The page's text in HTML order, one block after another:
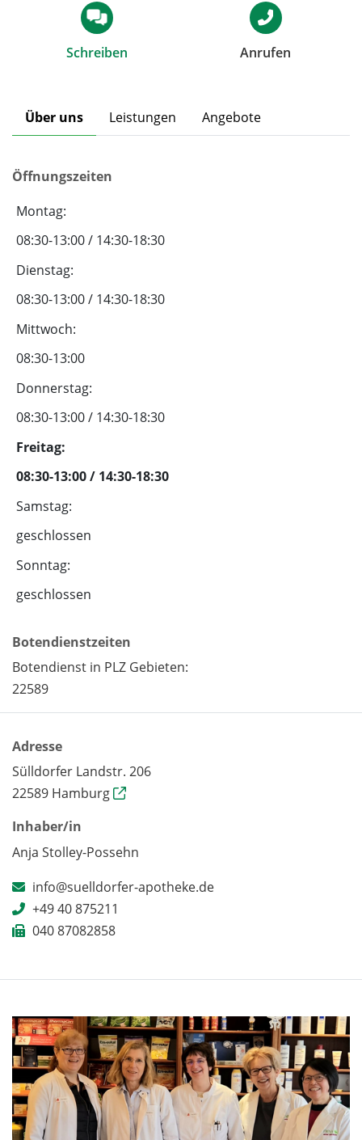
Schreiben Anrufen
Über uns Leistungen Angebote
Öffnungszeiten
Montag:
08:30-13:00 / 14:30-18:30
Dienstag:
08:30-13:00 / 14:30-18:30
Mittwoch:
08:30-13:00
Donnerstag:
08:30-13:00 / 14:30-18:30
Freitag:
08:30-13:00 / 14:30-18:30
Samstag:
geschlossen
Sonntag:
geschlossen
Botendienstzeiten
Botendienst in PLZ Gebieten:
22589
Adresse
Sülldorfer Landstr. 206
22589 Hamburg
Inhaber/in
Anja Stolley-Possehn
info@suelldorfer-apotheke.de
+49 40 875211
040 87082858